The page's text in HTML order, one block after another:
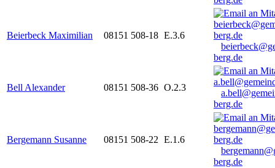
Beierbeck Maximilian 08151 508-18 E.3.6
berg.de
Bell Alexander 08151 508-36 O.2.3
berg.de
Bergemann Susanne 08151 508-22 E.1.6
berg.de